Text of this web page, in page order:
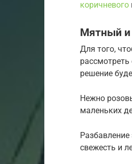
коричневого
Мятный
Для того,
решение
Нежно
маленьких
свежесть и